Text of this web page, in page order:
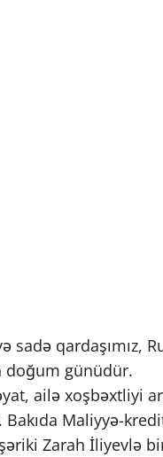
qardaşımız,
doğum günüdür.
ailə xoşbəxtliyi
Maliyyə-
Zarah İliyevlə